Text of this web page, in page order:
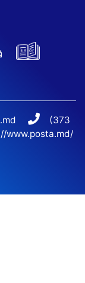
(373
www.posta.md/